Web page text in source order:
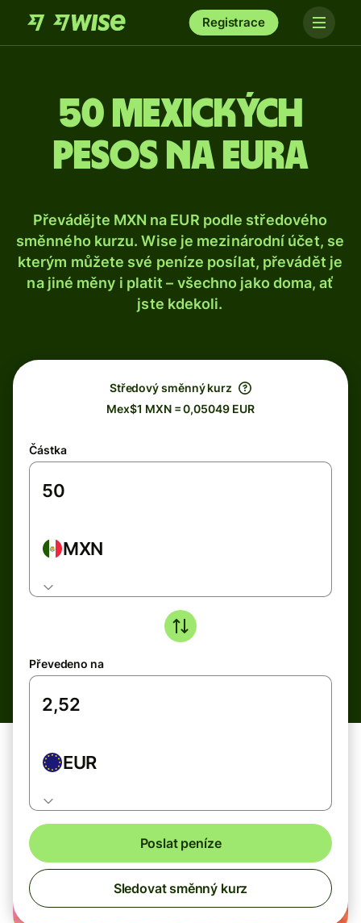
Registrace
50 mexických
pesos na eura
Převádějte MXN na EUR podle středového
směnného kurzu. Wise je mezinárodní účet, se
kterým můžete své peníze posílat, převádět je
na jiné měny i platit – všechno jako doma, ať
jste kdekoli.
Středový směnný kurz
Mex$1 MXN = 0,05049 EUR
Částka
MXN
Převedeno na
EUR
Poslat peníze
Sledovat směnný kurz